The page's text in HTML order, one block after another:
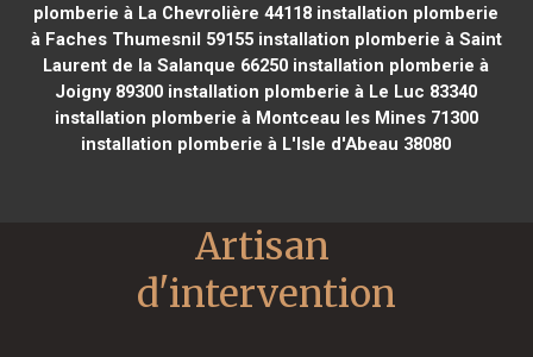
plomberie à La Chevrolière 44118 installation plomberie
à Faches Thumesnil 59155installation plomberie à Saint
Laurent de la Salanque 66250 installation plomberie à
Joigny 89300 installation plomberie à Le Luc 83340
installation plomberie à Montceau les Mines 71300
installation plomberie à L'Isle d'Abeau 38080
Artisan
d'intervention